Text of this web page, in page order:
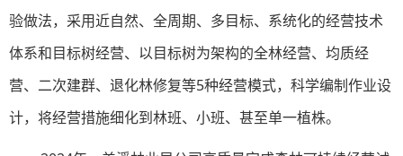
验做法，采用近自然、全周期、多目标、系统化的经营技术
体系和目标树经营、以目标树为架构的全林经营、均质经
营、二次建群、退化林修复等5种经营模式，科学编制作业设
计，将经营措施细化到林班、小班、甚至单一植株。